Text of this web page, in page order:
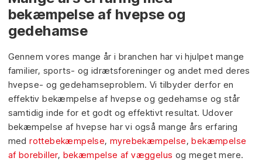
bekæmpelse af hvepse og
gedehamse
​Gennem vores mange år i branchen har vi hjulpet mange
familier, sports- og idrætsforeninger og andet med deres
hvepse- og gedehamseproblem. Vi tilbyder derfor en
effektiv bekæmpelse af hvepse og gedehamse og står
samtidig inde for et godt og effektivt resultat. Udover
bekæmpelse af hvepse har vi også mange års erfaring
medrottebekæmpelse, myrebekæmpelse,bekæmpelse
af borebiller, bekæmpelse af væggelus og meget mere.​